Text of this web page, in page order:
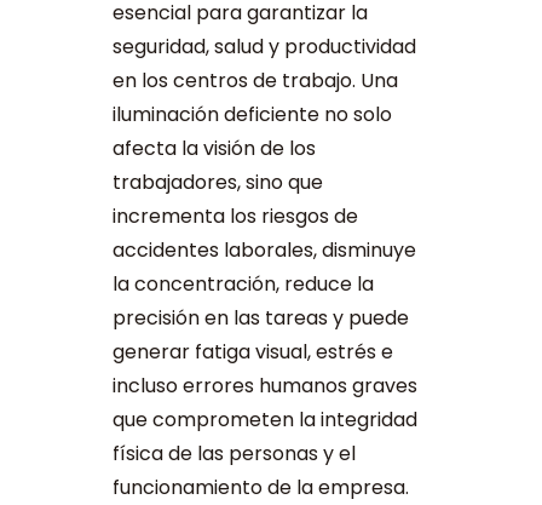
esencial para garantizar la
seguridad, salud y productividad
en los centros de trabajo. Una
iluminación deficiente no solo
afecta la visión de los
trabajadores, sino que
incrementa los riesgos de
accidentes laborales, disminuye
la concentración, reduce la
precisión en las tareas y puede
generar fatiga visual, estrés e
incluso errores humanos graves
que comprometen la integridad
física de las personas y el
funcionamiento de la empresa.